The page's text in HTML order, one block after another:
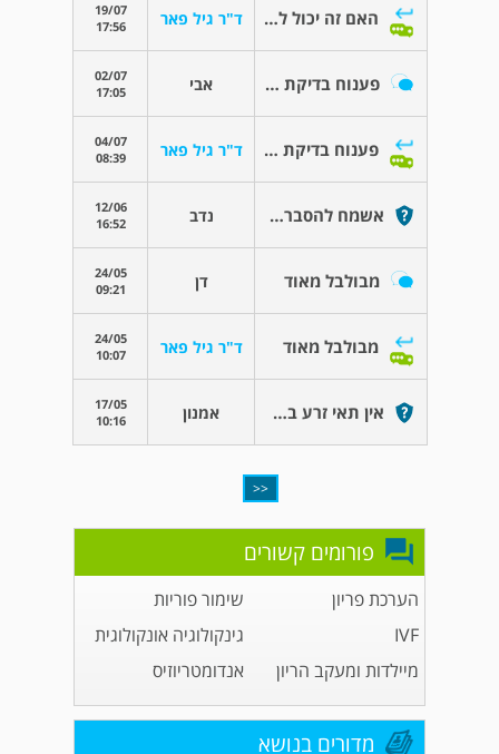
האם זה יכול לגרום לבעיות פוריות ד"ר גיל פאר
19/07
17:56
פענוח בדיקת זרע אבי
02/07
17:05
פענוח בדיקת זרע ד"ר גיל פאר
04/07
08:39
אשמח להסברים לבדיקות האם יש ממה לחשוש נדב
12/06
16:52
מבולבל מאוד דן
24/05
09:21
מבולבל מאוד ד"ר גיל פאר
24/05
10:07
אין תאי זרע בכלל אמנון
17/05
10:16
<<
פורומים קשורים
הערכת פריון
שימור פוריות
IVF
גינקולוגיה אונקולוגית
מיילדות ומעקב הריון
אנדומטריוזיס
מדורים בנושא